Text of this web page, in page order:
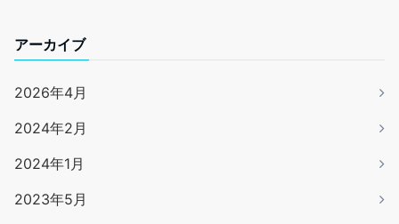
アーカイブ
2026年4月
2024年2月
2024年1月
2023年5月